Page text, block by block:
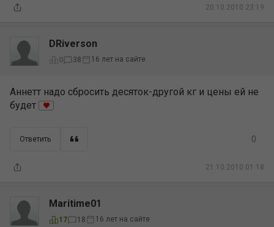
20.10.2010 23:19
DRiverson
0 38 16 лет на сайте
Аннетт надо сбросить десяток-другой кг и цены ей не
будет
Ответить
21.10.2010 01:18
0
Maritime01
17 18 16 лет на сайте